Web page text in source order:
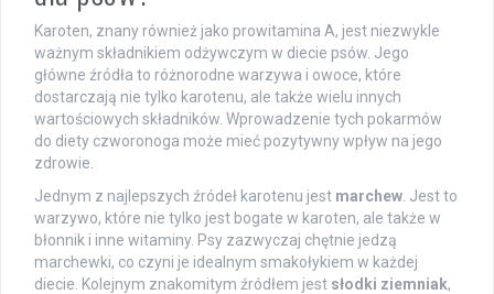
Karoten, znany również jako prowitamina A, jest niezwykle
ważnym składnikiem odżywczym w diecie psów. Jego
główne źródła to różnorodne warzywa i owoce, które
dostarczają nie tylko karotenu, ale także wielu innych
wartościowych składników. Wprowadzenie tych pokarmów
do diety czworonoga może mieć pozytywny wpływ na jego
zdrowie.
Jednym z najlepszych źródeł karotenu jest marchew . Jest to
warzywo, które nie tylko jest bogate w karoten, ale także w
błonnik i inne witaminy. Psy zazwyczaj chętnie jedzą
marchewki, co czyni je idealnym smakołykiem w każdej
diecie. Kolejnym znakomitym źródłem jest słodki ziemniak,